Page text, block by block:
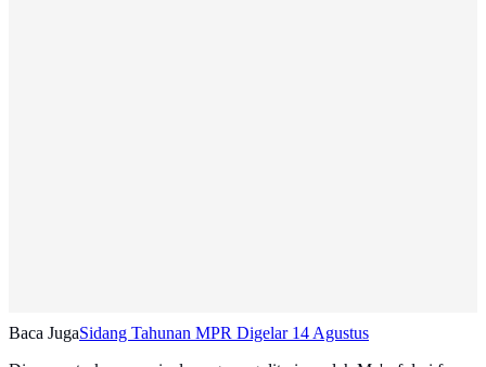
Baca JugaSidang Tahunan MPR Digelar 14 Agustus